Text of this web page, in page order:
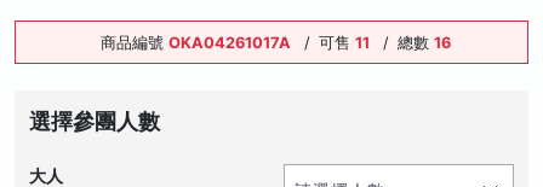
商品編號 OKA04261017A / 可售 11 / 總數 16
選擇參團人數
大人